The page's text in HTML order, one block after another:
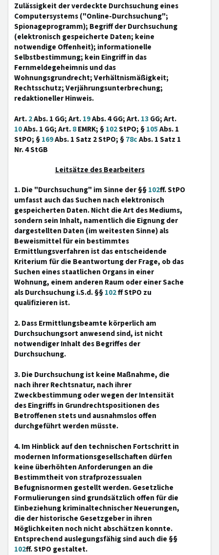
Zulässigkeit der verdeckte Durchsuchung eines
Computersystems ("Online-Durchsuchung";
Spionageprogramm); Begriff der Durchsuchung
(elektronisch gespeicherte Daten; keine
notwendige Offenheit); informationelle
Selbstbestimmung; kein Eingriff in das
Fernmeldegeheimnis und das
Wohnungsgrundrecht; Verhältnismäßigkeit;
Rechtsschutz; Verjährungsunterbrechung;
redaktioneller Hinweis.
Art.2Abs. 1 GG; Art.19Abs. 4 GG; Art.13GG; Art.
10Abs. 1 GG; Art.8EMRK; §102StPO; §105Abs. 1
StPO; §169Abs. 1 Satz 2 StPO; §78cAbs. 1 Satz 1
Nr. 4 StGB
Leitsätze des Bearbeiters
1. Die "Durchsuchung" im Sinne der §§102ff. StPO
umfasst auch das Suchen nach elektronisch
gespeicherten Daten. Nicht die Art des Mediums,
sondern sein Inhalt, namentlich die Eignung der
dargestellten Daten (im weitesten Sinne) als
Beweismittel für ein bestimmtes
Ermittlungsverfahren ist das entscheidende
Kriterium für die Beantwortung der Frage, ob das
Suchen eines staatlichen Organs in einer
Wohnung, einem anderen Raum oder einer Sache
als Durchsuchung i.S.d. §§102ff StPO zu
qualifizieren ist.
2. Dass Ermittlungsbeamte körperlich am
Durchsuchungsort anwesend sind, ist nicht
notwendiger Inhalt des Begriffes der
Durchsuchung.
3. Die Durchsuchung ist keine Maßnahme, die
nach ihrer Rechtsnatur, nach ihrer
Zweckbestimmung oder wegen der Intensität
des Eingriffs in Grundrechtspositionen des
Betroffenen stets und ausnahmslos offen
durchgeführt werden müsste.
4. Im Hinblick auf den technischen Fortschritt in
modernen Informationsgesellschaften dürfen
keine überhöhten Anforderungen an die
Bestimmtheit von strafprozessualen
Befugnisnormen gestellt werden. Gesetzliche
Formulierungen sind grundsätzlich offen für die
Einbeziehung kriminaltechnischer Neuerungen,
die der historische Gesetzgeber in ihren
Möglichkeiten noch nicht abschätzen konnte.
Entsprechend auslegungsfähig sind auch die §§
102ff. StPO gestaltet.